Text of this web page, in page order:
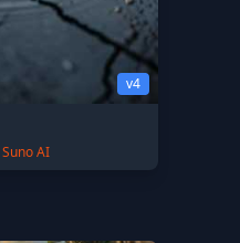
v4
Suno AI